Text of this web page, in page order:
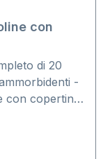
con
di 20
-
con copertina
o
del robusto
Formato: